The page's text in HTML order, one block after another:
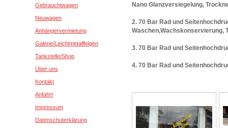
Gebrauchtwagen
Neuwagen
Anhängervermietung
Galerie/Leichtmetallfelgen
Tankstelle/Shop
Über uns
Kontakt
Anfahrt
Impressum
Datenschuterklärung
Nano Glanzversiegelung,
2. 70 Bar Rad und
Waschen,Wachskonservierung,
3. 70 Bar Rad und
4. 70 Bar Rad und